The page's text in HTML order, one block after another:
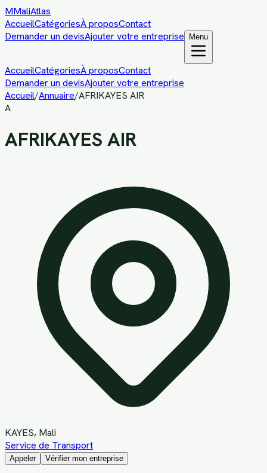
MMaliAtlas
AccueilCatégoriesÀ proposContact
Demander un devisAjouter votre entreprise Menu
AccueilCatégoriesÀ proposContact
Demander un devisAjouter votre entreprise
Accueil/Annuaire/AFRIKAYES AIR
A
AFRIKAYES AIR
KAYES, Mali
Service de Transport
Appeler Vérifier mon entreprise